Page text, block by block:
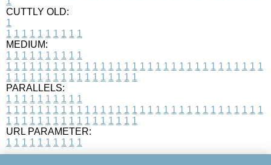
CUTTLY OLD:
1
1 1 1 1 1 1 1 1 1 1
MEDIUM:
1 1 1 1 1 1 1 1 1 1
1 1 1 1 1 1 1 1 1 1 1 1 1 1 1 1 1 1 1 1 1 1 1 1 1 1 1 1 1 1 1 1 1
1 1 1 1 1 1 1 1 1 1 1 1 1 1 1 1 1
PARALLELS:
1 1 1 1 1 1 1 1 1 1
1 1 1 1 1 1 1 1 1 1 1 1 1 1 1 1 1 1 1 1 1 1 1 1 1 1 1 1 1 1 1 1 1
1 1 1 1 1 1 1 1 1 1 1 1 1 1 1 1 1
URL PARAMETER:
1 1 1 1 1 1 1 1 1 1